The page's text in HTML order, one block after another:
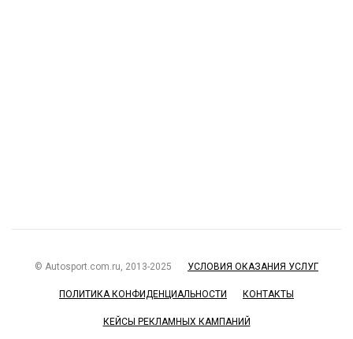
© Autosport.com.ru, 2013-2025 УСЛОВИЯ ОКАЗАНИЯ УСЛУГ
ПОЛИТИКА КОНФИДЕНЦИАЛЬНОСТИ КОНТАКТЫ
КЕЙСЫ РЕКЛАМНЫХ КАМПАНИЙ